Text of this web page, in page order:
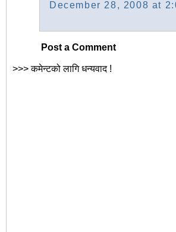
December 28, 2008 at
Post a Comment
>>> कमेन्टको लागि धन्यवाद !